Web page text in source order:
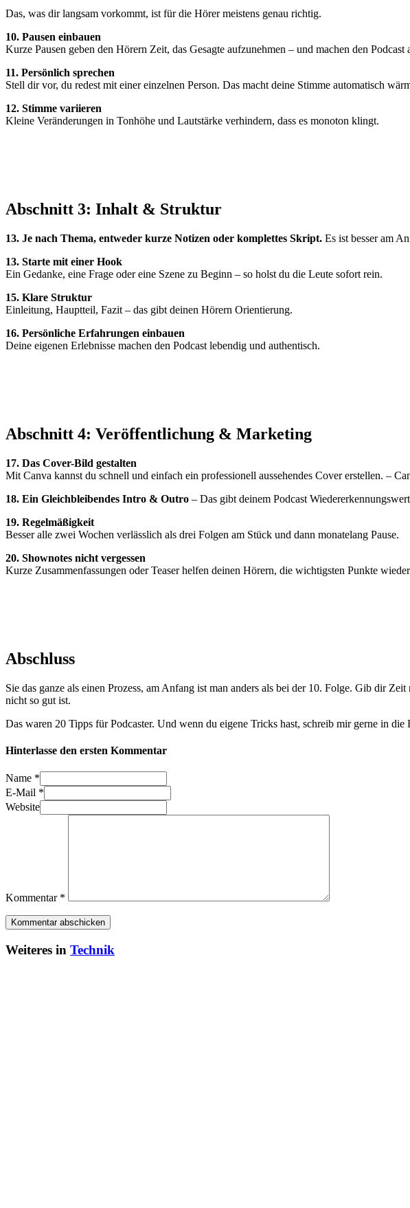
Das, was dir langsam vorkommt, ist für die Hörer meistens genau richtig.
10. Pausen einbauen
Kurze Pausen geben den Hörern Zeit, das Gesagte aufzunehmen – und machen den Podcast
11. Persönlich sprechen
Stell dir vor, du redest mit einer einzelnen Person. Das macht deine Stimme automatisch
12. Stimme variieren
Kleine Veränderungen in Tonhöhe und Lautstärke verhindern, dass es monoton klingt.
Abschnitt 3: Inhalt & Struktur
13. Je nach Thema, entweder kurze Notizen oder komplettes Skript. Es ist besser am
13. Starte mit einer Hook
Ein Gedanke, eine Frage oder eine Szene zu Beginn – so holst du die Leute sofort rein.
15. Klare Struktur
Einleitung, Hauptteil, Fazit – das gibt deinen Hörern Orientierung.
16. Persönliche Erfahrungen einbauen
Deine eigenen Erlebnisse machen den Podcast lebendig und authentisch.
Abschnitt 4: Veröffentlichung & Marketing
17. Das Cover-Bild gestalten
Mit Canva kannst du schnell und einfach ein professionell aussehendes Cover erstellen. –
18. Ein Gleichbleibendes Intro & Outro – Das gibt deinem Podcast
19. Regelmäßigkeit
Besser alle zwei Wochen verlässlich als drei Folgen am Stück und dann monatelang Pause.
20. Shownotes nicht vergessen
Kurze Zusammenfassungen oder Teaser helfen deinen Hörern, die wichtigsten Punkte
Abschluss
Sie das ganze als einen Prozess, am Anfang ist man anders als bei der 10. Folge. Gib dir
nicht so gut ist.
Das waren 20 Tipps für Podcaster. Und wenn du eigene Tricks hast, schreib mir gerne in
Hinterlasse den ersten Kommentar
Name *
E-Mail *
Website
Kommentar *
Weiteres in Technik